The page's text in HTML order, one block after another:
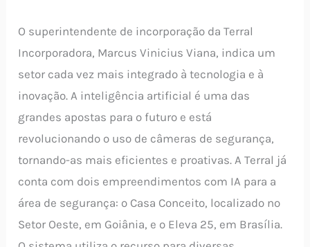
O superintendente de incorporação da Terral
Incorporadora, Marcus Vinicius Viana, indica um
setor cada vez mais integrado à tecnologia e à
inovação. A inteligência artificial é uma das
grandes apostas para o futuro e está
revolucionando o uso de câmeras de segurança,
tornando-as mais eficientes e proativas. A Terral já
conta com dois empreendimentos com IA para a
área de segurança: o Casa Conceito, localizado no
Setor Oeste, em Goiânia, e o Eleva 25, em Brasília.